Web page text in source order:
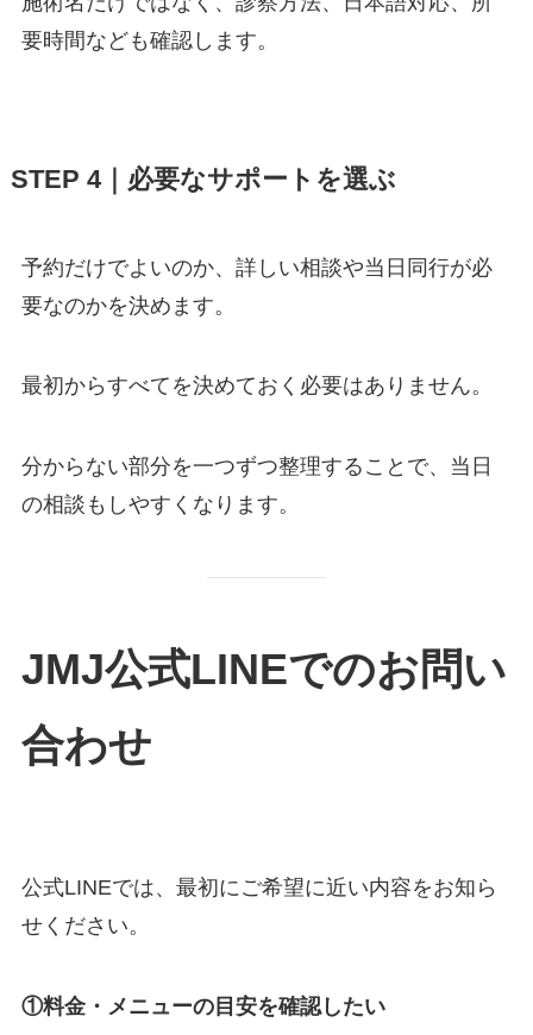
要時間なども確認します。
STEP 4｜必要なサポートを選ぶ
予約だけでよいのか、詳しい相談や当日同行が必
要なのかを決めます。
最初からすべてを決めておく必要はありません。
分からない部分を一つずつ整理することで、当日
の相談もしやすくなります。
JMJ公式LINEでのお問い
合わせ
公式LINEでは、最初にご希望に近い内容をお知ら
せください。
①料金・メニューの目安を確認したい